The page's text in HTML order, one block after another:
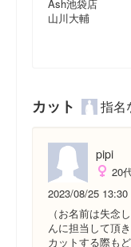
Ash池袋店
山川大輔
カット 指名
pipi
20
2023/08/25 13:30
（お名前は失念
んに担当して頂
カットする際も